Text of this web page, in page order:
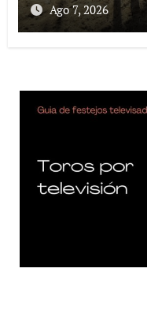
Ago 7, 2026